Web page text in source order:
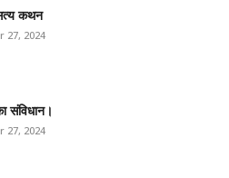
कथन
27, 2024
संविधान।
27, 2024